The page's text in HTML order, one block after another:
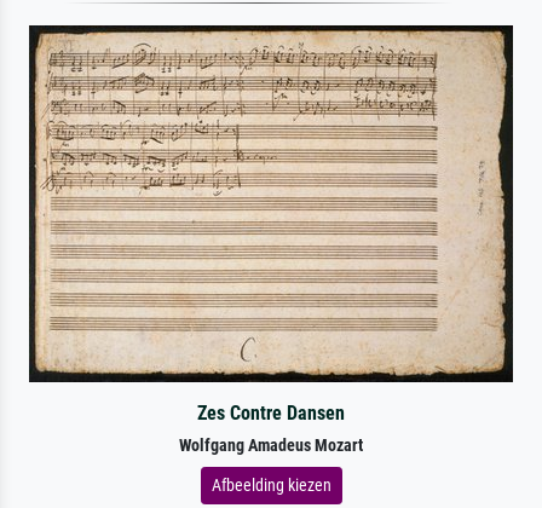
Zes Contre Dansen
Wolfgang Amadeus Mozart
Afbeelding kiezen